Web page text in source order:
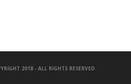
2018 - ALL RIGHTS RESERVED.